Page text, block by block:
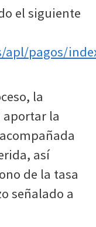
el siguiente
apl/pagos/
la
aportar la
así
de la tasa
señalado a